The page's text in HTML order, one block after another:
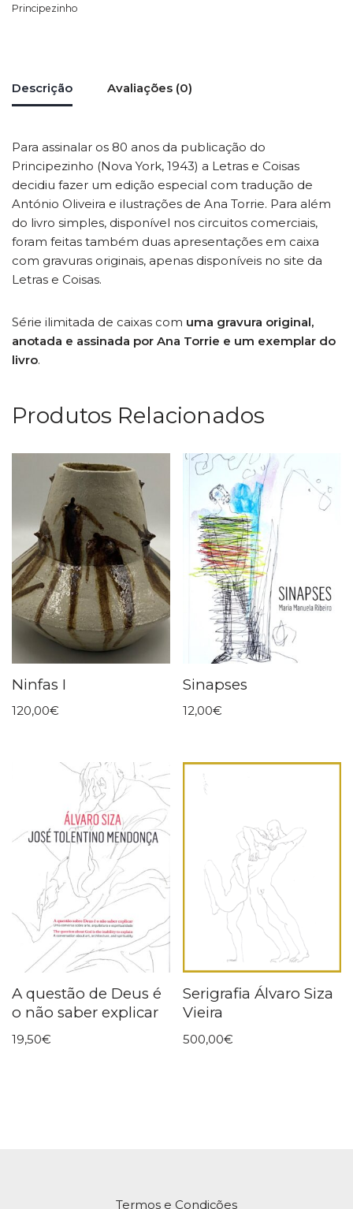
Principezinho
Descrição Avaliações (0)
Para assinalar os 80 anos da publicação do
Principezinho (Nova York, 1943) a Letras e Coisas
decidiu fazer um edição especial com tradução de
António Oliveira e ilustrações de Ana Torrie. Para além
do livro simples, disponível nos circuitos comerciais,
foram feitas também duas apresentações em caixa
com gravuras originais, apenas disponíveis no site da
Letras e Coisas.
Série ilimitada de caixas com uma gravura original,
anotada e assinada por Ana Torrie e um exemplar do
livro.
Produtos Relacionados
Ninfas I
120,00€
Sinapses
12,00€
A questão de Deus é
o não saber explicar
19,50€
Serigrafia Álvaro Siza
Vieira
500,00€
Termos e Condições